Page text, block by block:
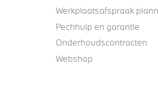
Werkplaatsafspraak
Pechhulp en garantie
Onderhoudscontracten
Webshop